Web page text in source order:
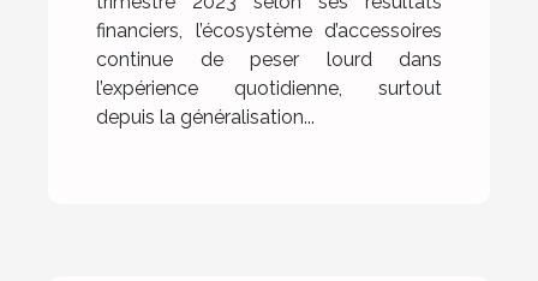
financiers, l’écosystème d’accessoires
continue de peser lourd dans
l’expérience quotidienne, surtout
depuis la généralisation...